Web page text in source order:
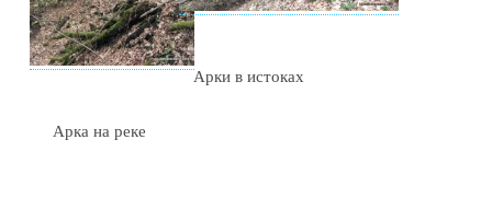
Арка на реке
Арки в истоках